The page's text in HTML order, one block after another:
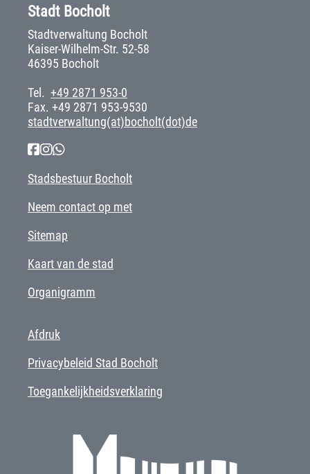
Stadt Bocholt
Stadtverwaltung Bocholt
Kaiser-Wilhelm-Str. 52-58
46395 Bocholt
Tel. +49 2871 953-0
Fax. +49 2871 953-9530
stadtverwaltung(at)bocholt(dot)de
Stadsbestuur Bocholt
Neem contact op met
Sitemap
Kaart van de stad
Organigramm
Afdruk
Privacybeleid Stad Bocholt
Toegankelijkheidsverklaring